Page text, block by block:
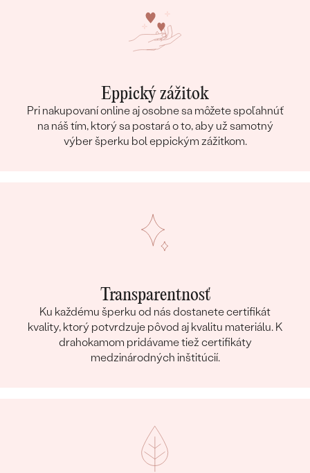
Eppický zážitok
Pri nakupovaní online aj osobne sa môžete spoľahnúť
na náš tím, ktorý sa postará o to, aby už samotný
výber šperku bol eppickým zážitkom.
Transparentnosť
Ku každému šperku od nás dostanete certifikát
kvality, ktorý potvrdzuje pôvod aj kvalitu materiálu. K
drahokamom pridávame tiež certifikáty
medzinárodných inštitúcií.